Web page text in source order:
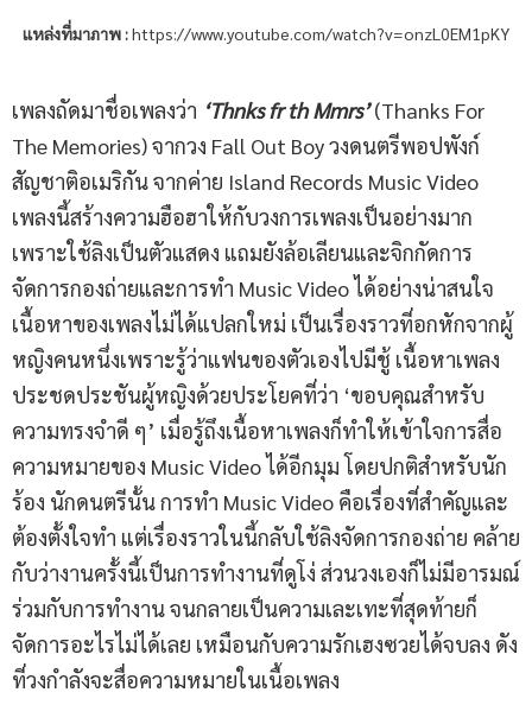
แหล่งที่มาภาพ :https://www.youtube.com/watch?v=onzL0EM1pKY
เพลงถัดมาชื่อเพลงว่า ‘Thnks fr th Mmrs’(Thanks For
The Memories) จากวง Fall Out Boy วงดนตรีพอปพังก์
สัญชาติอเมริกัน จากค่าย Island Records Music Video
เพลงนี้สร้างความฮือฮาให้กับวงการเพลงเป็นอย่างมาก
เพราะใช้ลิงเป็นตัวแสดง แถมยังล้อเลียนและจิกกัดการ
จัดการกองถ่ายและการทำ Music Video ได้อย่างน่าสนใจ
เนื้อหาของเพลงไม่ได้แปลกใหม่ เป็นเรื่องราวที่อกหักจากผู้
หญิงคนหนึ่งเพราะรู้ว่าแฟนของตัวเองไปมีชู้ เนื้อหาเพลง
ประชดประชันผู้หญิงด้วยประโยคที่ว่า ‘ขอบคุณสำหรับ
ความทรงจำดี ๆ’ เมื่อรู้ถึงเนื้อหาเพลงก็ทำให้เข้าใจการสื่อ
ความหมายของ Music Video ได้อีกมุม โดยปกติสำหรับนัก
ร้อง นักดนตรีนั้น การทำ Music Video คือเรื่องที่สำคัญและ
ต้องตั้งใจทำ แต่เรื่องราวในนี้กลับใช้ลิงจัดการกองถ่าย คล้าย
กับว่างานครั้งนี้เป็นการทำงานที่ดูโง่ ส่วนวงเองก็ไม่มีอารมณ์
ร่วมกับการทำงาน จนกลายเป็นความเละเทะที่สุดท้ายก็
จัดการอะไรไม่ได้เลย เหมือนกับความรักเฮงซวยได้จบลง ดัง
ที่วงกำลังจะสื่อความหมายในเนื้อเพลง